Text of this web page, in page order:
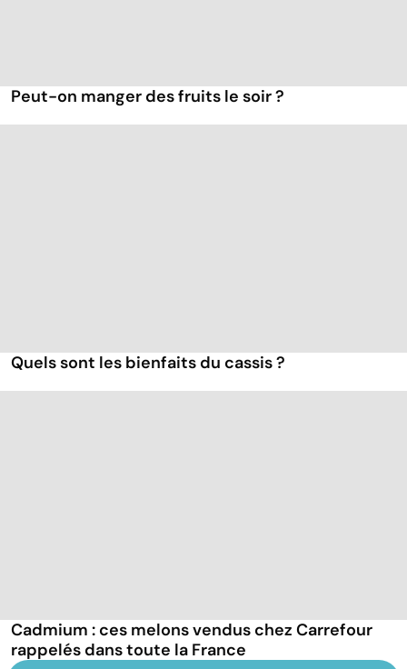
Peut-on manger des fruits le soir ?
Quels sont les bienfaits du cassis ?
Cadmium : ces melons vendus chez Carrefour
rappelés dans toute la France